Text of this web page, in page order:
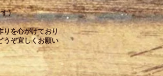
）
りを心がけており
うぞ宜しくお願い